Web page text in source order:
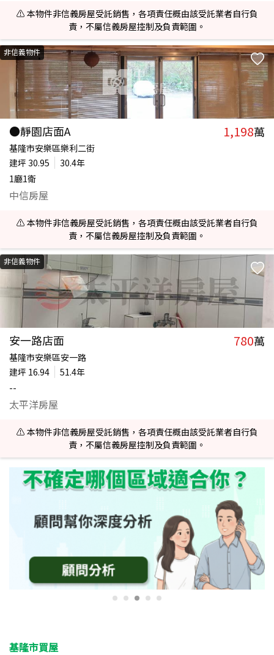
⚠️ 本物件非信義房屋受託銷售，各項責任概由該受託業者自行負
責，不屬信義房屋控制及負責範圍。
非信義物件
●靜園店面A 1,198萬
基隆市安樂區樂利二街
建坪 30.95
30.4年
1廳1衛
中信房屋
⚠️ 本物件非信義房屋受託銷售，各項責任概由該受託業者自行負
責，不屬信義房屋控制及負責範圍。
非信義物件
安一路店面 780萬
基隆市安樂區安一路
建坪 16.94
51.4年
--
太平洋房屋
⚠️ 本物件非信義房屋受託銷售，各項責任概由該受託業者自行負
責，不屬信義房屋控制及負責範圍。
基隆市買屋